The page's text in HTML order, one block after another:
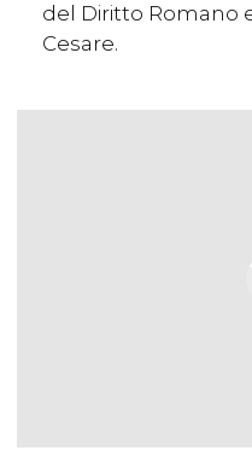
del Diritto Romano
Cesare.